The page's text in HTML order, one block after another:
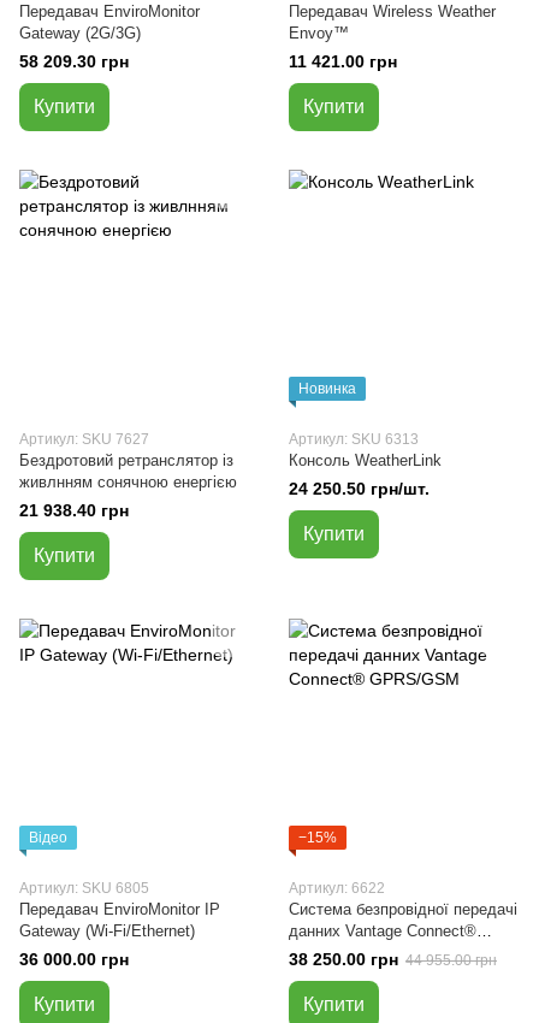
Передавач EnviroMonitor
Gateway (2G/3G)
58 209.30 грн
Купити
Передавач Wireless Weather
Envoy™
11 421.00 грн
Купити
Артикул: SKU 7627
Бездротовий ретранслятор із
живлнням сонячною енергією
21 938.40 грн
Купити
Новинка
Артикул: SKU 6313
Консоль WeatherLink
24 250.50 грн/шт.
Купити
Відео
Артикул: SKU 6805
Передавач EnviroMonitor IP
Gateway (Wi-Fi/Ethernet)
36 000.00 грн
Купити
−15%
Артикул: 6622
Система безпровідної передачі
данних Vantage Connect®
GPRS/GSM
38 250.00 грн 44 955.00 грн
Купити